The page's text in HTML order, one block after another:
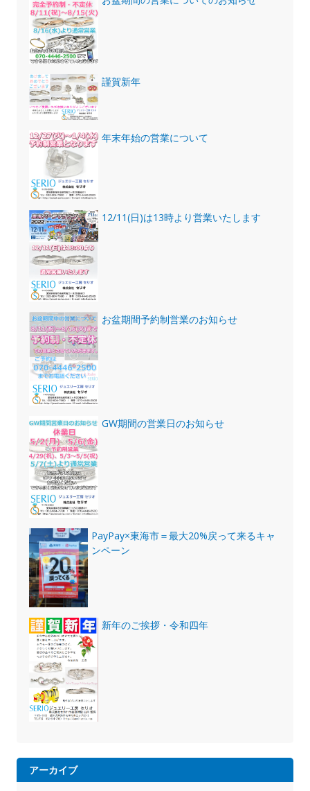
謹賀新年
年末年始の営業について
12/11(日)は13時より営業いたします
お盆期間予約制営業のお知らせ
GW期間の営業日のお知らせ
PayPay×東海市＝最大20%戻って来るキャ
ンペーン
新年のご挨拶・令和四年
アーカイブ